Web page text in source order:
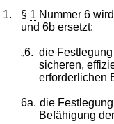
1. § 1 Nummer 6
und 6b ersetzt:
„6. die
sicheren,
erforderlichen
6a. die
Befähigung